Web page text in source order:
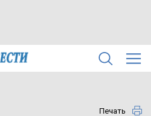
Печать